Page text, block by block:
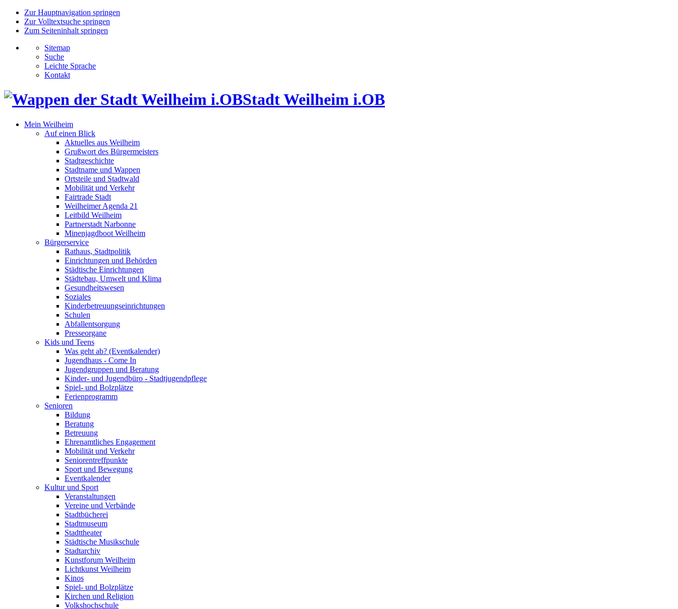
Zur Hauptnavigation springen
Zur Volltextsuche springen
Zum Seiteninhalt springen
Sitemap
Suche
Leichte Sprache
Kontakt
Stadt Weilheim i.OB
Mein Weilheim
Auf einen Blick
Aktuelles aus Weilheim
Grußwort des Bürgermeisters
Stadtgeschichte
Stadtname und Wappen
Ortsteile und Stadtwald
Mobilität und Verkehr
Fairtrade Stadt
Weilheimer Agenda 21
Leitbild Weilheim
Partnerstadt Narbonne
Minenjagdboot Weilheim
Bürgerservice
Rathaus, Stadtpolitik
Einrichtungen und Behörden
Städtische Einrichtungen
Städtebau, Umwelt und Klima
Gesundheitswesen
Soziales
Kinderbetreuungseinrichtungen
Schulen
Abfallentsorgung
Presseorgane
Kids und Teens
Was geht ab? (Eventkalender)
Jugendhaus - Come In
Jugendgruppen und Beratung
Kinder- und Jugendbüro - Stadtjugendpflege
Spiel- und Bolzplätze
Ferienprogramm
Senioren
Bildung
Beratung
Betreuung
Ehrenamtliches Engagement
Mobilität und Verkehr
Seniorentreffpunkte
Sport und Bewegung
Eventkalender
Kultur und Sport
Veranstaltungen
Vereine und Verbände
Stadtbücherei
Stadtmuseum
Stadttheater
Städtische Musikschule
Stadtarchiv
Kunstforum Weilheim
Lichtkunst Weilheim
Kinos
Spiel- und Bolzplätze
Kirchen und Religion
Volkshochschule